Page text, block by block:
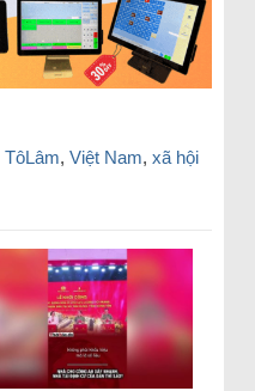
TôLâm, Việt Nam, xã hội